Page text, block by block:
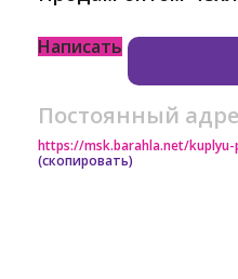
Написать
Постоянный
https://msk.barahla.net/
(скопировать)